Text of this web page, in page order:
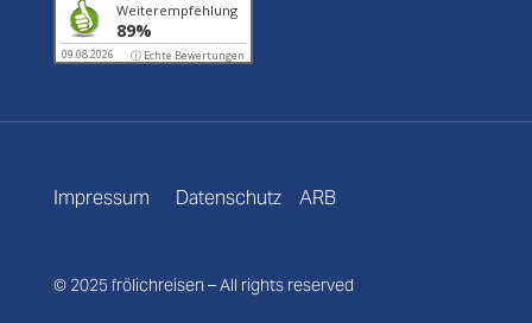
Weiterempfehlung
89%
09.08.2026 ⓘ Echte Bewertungen
Impressum Datenschutz ARB
© 2025 frölichreisen – All rights reserved